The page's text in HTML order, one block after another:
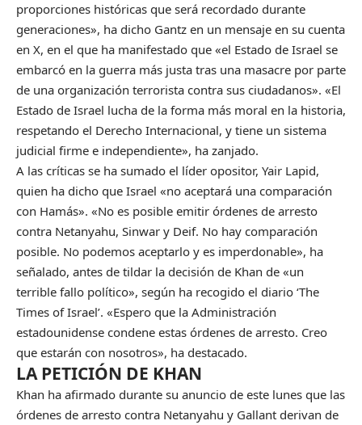
proporciones históricas que será recordado durante
generaciones», ha dicho Gantz en un mensaje en su cuenta
en X, en el que ha manifestado que «el Estado de Israel se
embarcó en la guerra más justa tras una masacre por parte
de una organización terrorista contra sus ciudadanos». «El
Estado de Israel lucha de la forma más moral en la historia,
respetando el Derecho Internacional, y tiene un sistema
judicial firme e independiente», ha zanjado.
A las críticas se ha sumado el líder opositor, Yair Lapid,
quien ha dicho que Israel «no aceptará una comparación
con Hamás». «No es posible emitir órdenes de arresto
contra Netanyahu, Sinwar y Deif. No hay comparación
posible. No podemos aceptarlo y es imperdonable», ha
señalado, antes de tildar la decisión de Khan de «un
terrible fallo político», según ha recogido el diario ‘The
Times of Israel’. «Espero que la Administración
estadounidense condene estas órdenes de arresto. Creo
que estarán con nosotros», ha destacado.
LA PETICIÓN DE KHAN
Khan ha afirmado durante su anuncio de este lunes que las
órdenes de arresto contra Netanyahu y Gallant derivan de